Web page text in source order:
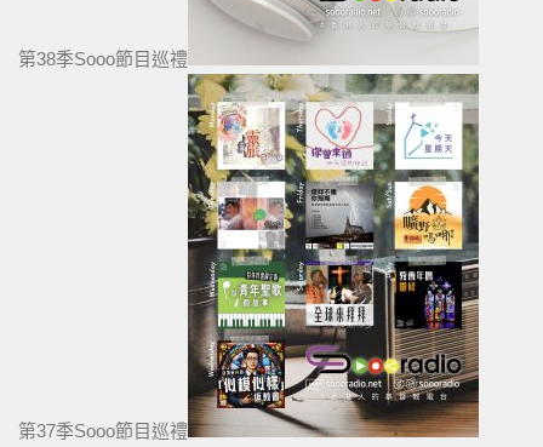
第38季Sooo節目巡禮
第37季Sooo節目巡禮